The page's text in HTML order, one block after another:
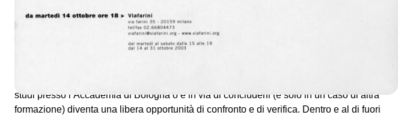
a cura di Roberto Daolio
Lorenzo Commisso, Mirko Fabbri,
studi presso l’Accademia di Bologna o è in via di concluderli (e solo in un caso di altra
formazione) diventa una libera opportunità di confronto e di verifica. Dentro e al di fuori